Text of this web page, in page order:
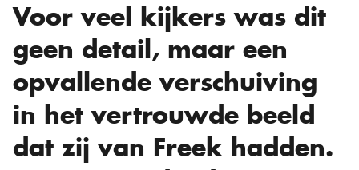
Voor veel kijkers was dit
geen detail, maar een
opvallende verschuiving
in het vertrouwde beeld
dat zij van Freek hadden.